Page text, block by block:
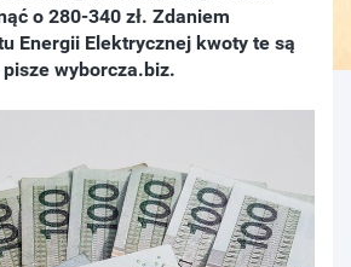
o 280-340 zł. Zdaniem
Energii Elektrycznej kwoty te są
wyborcza.biz.